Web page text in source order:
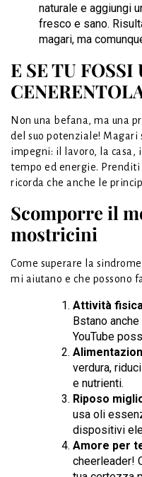
naturale e aggiungi
fresco e sano.
magari, ma
E SE TU FOSSI
Non una befana, ma una
del suo potenziale! Magari
impegni: il lavoro, la
tempo ed energie. Prenditi
ricorda che anche le
Scomporre il
mostricini
Come superare la
mi aiutano e che possono
Attività fisica
Bstano
YouTube
verdura,
e nutrienti.
Riposo
usa oli
dispositivi
Amore per
cheerleader!